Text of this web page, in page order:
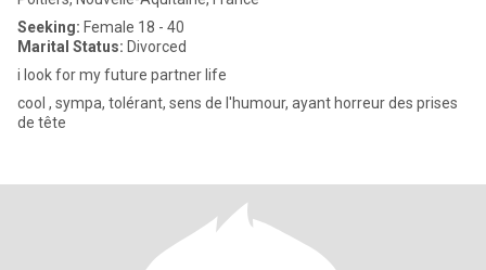
Seeking: Female 18 - 40
Marital Status: Divorced
i look for my future partner life
cool , sympa, tolérant, sens de l'humour, ayant horreur des prises
de tête